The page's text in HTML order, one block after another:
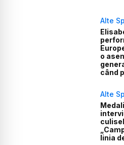
Alte
o
când
Alte
linia